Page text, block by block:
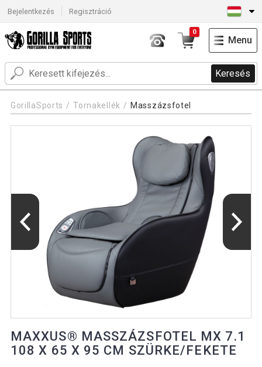
Bejelentkezés Regisztráció
Keresés
0
Menu
GorillaSports Tornakellék Masszázsfotel
MAXXUS® MASSZÁZSFOTEL MX 7.1
108 X 65 X 95 CM SZÜRKE/FEKETE